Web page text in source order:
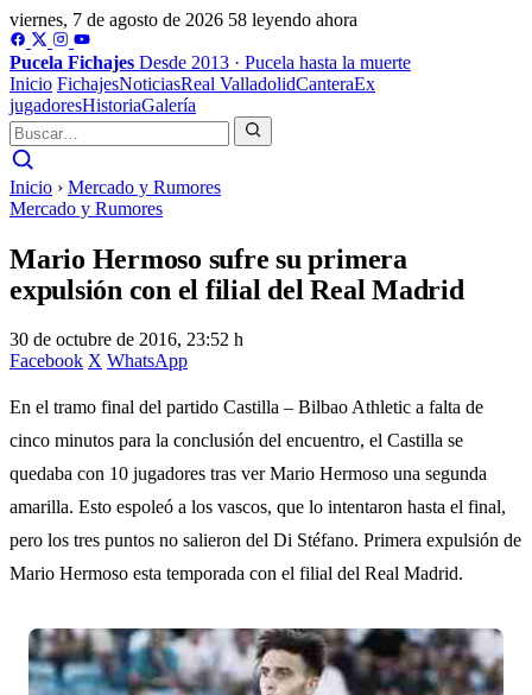
viernes, 7 de agosto de 2026 58 leyendo ahora
Pucela Fichajes Desde 2013 · Pucela hasta la muerte
Inicio FichajesNoticiasReal ValladolidCanteraEx
jugadoresHistoriaGalería
Inicio › Mercado y Rumores
Mercado y Rumores
Mario Hermoso sufre su primera
expulsión con el filial del Real Madrid
30 de octubre de 2016, 23:52 h
Facebook X WhatsApp
En el tramo final del partido Castilla – Bilbao Athletic a falta de
cinco minutos para la conclusión del encuentro, el Castilla se
quedaba con 10 jugadores tras ver Mario Hermoso una segunda
amarilla. Esto espoleó a los vascos, que lo intentaron hasta el final,
pero los tres puntos no salieron del Di Stéfano. Primera expulsión de
Mario Hermoso esta temporada con el filial del Real Madrid.